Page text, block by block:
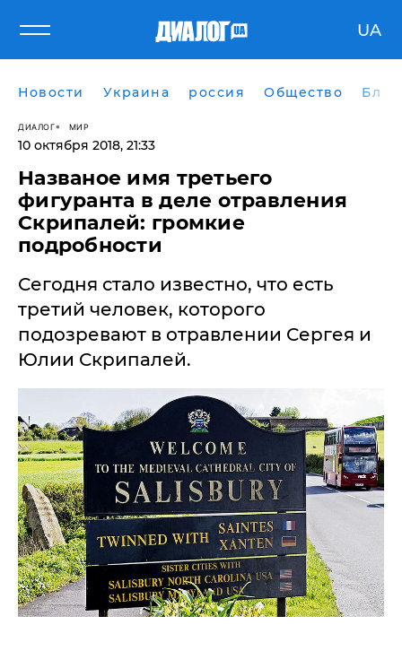
UA
Новости Украина россия Общество
ДИАЛОГ МИР
10 октября 2018, 21:33
Названое имя третьего
фигуранта в деле отравления
Скрипалей: громкие
подробности
Сегодня стало известно, что есть
третий человек, которого
подозревают в отравлении Сергея и
Юлии Скрипалей.